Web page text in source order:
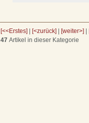
[<<Erstes] | [<zurück] | [weiter>] |
47 Artikel in dieser Kategorie